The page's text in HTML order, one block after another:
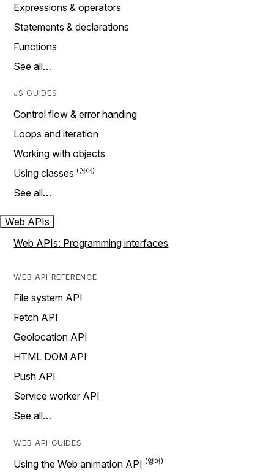
Expressions & operators
Statements & declarations
Functions
See all…
JS GUIDES
Control flow & error handing
Loops and iteration
Working with objects
Using classes
See all…
Web APIs
Web APIs: Programming interfaces
WEB API REFERENCE
File system API
Fetch API
Geolocation API
HTML DOM API
Push API
Service worker API
See all…
WEB API GUIDES
Using the Web animation API